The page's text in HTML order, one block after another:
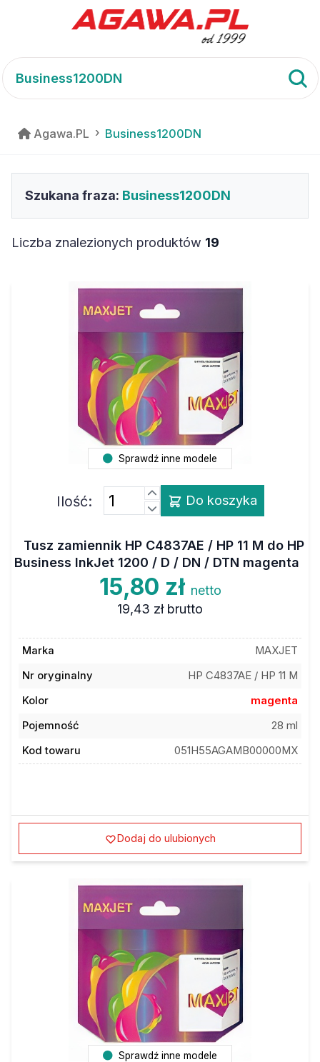
Agawa.PL Business1200DN
Szukana fraza: Business1200DN
Liczba znalezionych produktów 19
Sprawdź inne modele
Ilość: Do koszyka
Tusz zamiennik HP C4837AE / HP 11 M do HP
Business InkJet 1200 / D / DN / DTN magenta
15,80 zł netto
19,43 zł brutto
Marka
MAXJET
Nr oryginalny
HP C4837AE / HP 11 M
Kolor
magenta
Pojemność
28 ml
Kod towaru
051H55AGAMB00000MX
Dodaj do ulubionych
Sprawdź inne modele